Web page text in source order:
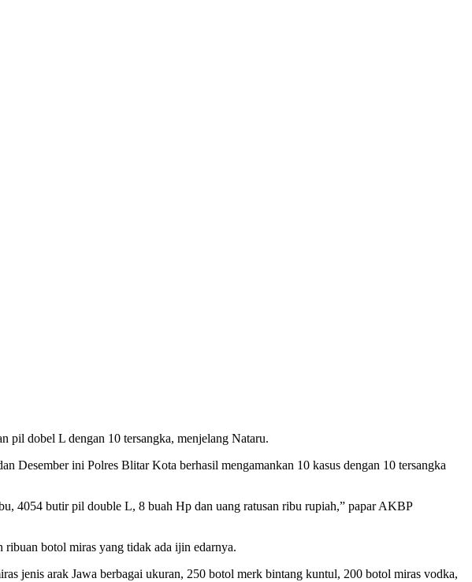
pil dobel L dengan 10 tersangka, menjelang Nataru.
ini Polres Blitar Kota berhasil mengamankan 10 kasus dengan 10 tersangka
4054 butir pil double L, 8 buah Hp dan uang ratusan ribu rupiah,” papar AKBP
botol miras yang tidak ada ijin edarnya.
jenis arak Jawa berbagai ukuran, 250 botol merk bintang kuntul, 200 botol miras vodka,